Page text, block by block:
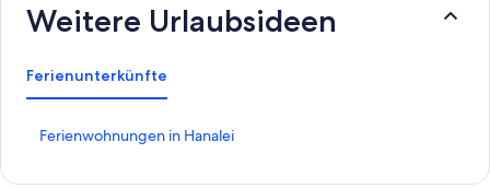
Weitere Urlaubsideen
Ferienunterkünfte
Ferienwohnungen in Hanalei
L